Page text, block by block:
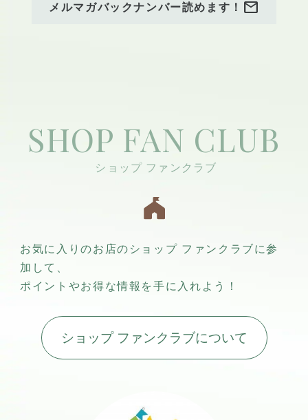
メルマガバックナンバー読めます！ mail
SHOP FAN CLUB
お気に入りのお店のショップ ファンクラブに参
加して、
ポイントやお得な情報を手に入れよう！
ショップ ファンクラブについて